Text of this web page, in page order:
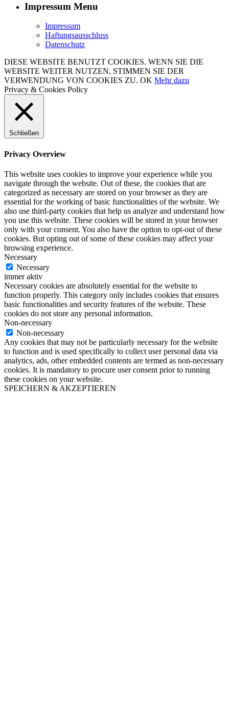
Impressum Menu
Impressum
Haftungsausschluss
Datenschutz
DIESE WEBSITE BENUTZT COOKIES. WENN SIE DIE
WEBSITE WEITER NUTZEN, STIMMEN SIE DER
VERWENDUNG VON COOKIES ZU. OK Mehr dazu
Privacy & Cookies Policy
Schließen
Privacy Overview
This website uses cookies to improve your experience while you
navigate through the website. Out of these, the cookies that are
categorized as necessary are stored on your browser as they are
essential for the working of basic functionalities of the website. We
also use third-party cookies that help us analyze and understand how
you use this website. These cookies will be stored in your browser
only with your consent. You also have the option to opt-out of these
cookies. But opting out of some of these cookies may affect your
browsing experience.
Necessary
Necessary
immer aktiv
Necessary cookies are absolutely essential for the website to
function properly. This category only includes cookies that ensures
basic functionalities and security features of the website. These
cookies do not store any personal information.
Non-necessary
Non-necessary
Any cookies that may not be particularly necessary for the website
to function and is used specifically to collect user personal data via
analytics, ads, other embedded contents are termed as non-necessary
cookies. It is mandatory to procure user consent prior to running
these cookies on your website.
SPEICHERN & AKZEPTIEREN